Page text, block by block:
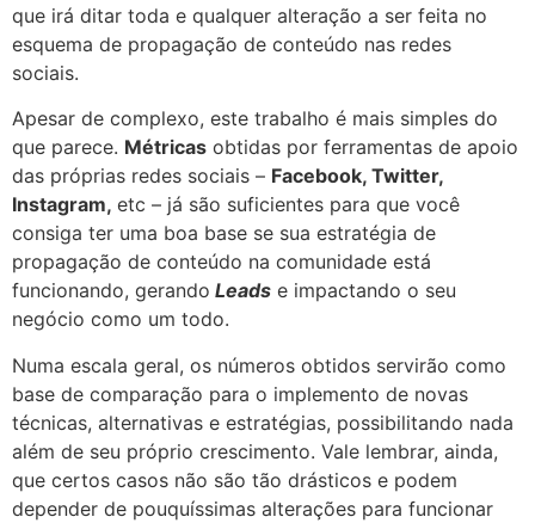
que irá ditar toda e qualquer alteração a ser feita no
esquema de propagação de conteúdo nas redes
sociais.
Apesar de complexo, este trabalho é mais simples do
que parece. Métricas obtidas por ferramentas de apoio
das próprias redes sociais – Facebook, Twitter,
Instagram, etc – já são suficientes para que você
consiga ter uma boa base se sua estratégia de
propagação de conteúdo na comunidade está
funcionando, gerando Leads e impactando o seu
negócio como um todo.
Numa escala geral, os números obtidos servirão como
base de comparação para o implemento de novas
técnicas, alternativas e estratégias, possibilitando nada
além de seu próprio crescimento. Vale lembrar, ainda,
que certos casos não são tão drásticos e podem
depender de pouquíssimas alterações para funcionar